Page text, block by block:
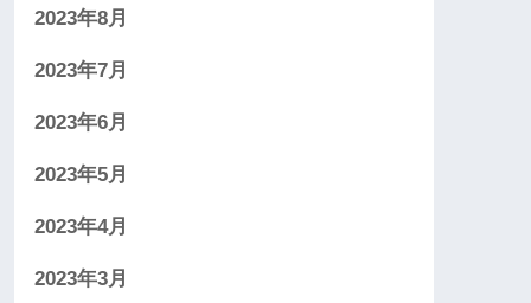
2023年8月
2023年7月
2023年6月
2023年5月
2023年4月
2023年3月